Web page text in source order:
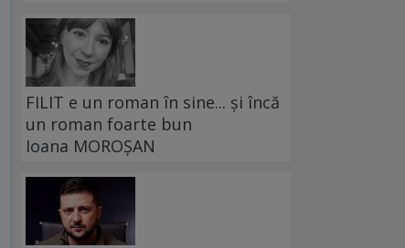
FILIT e un roman în sine... și încă
un roman foarte bun
Ioana MOROȘAN